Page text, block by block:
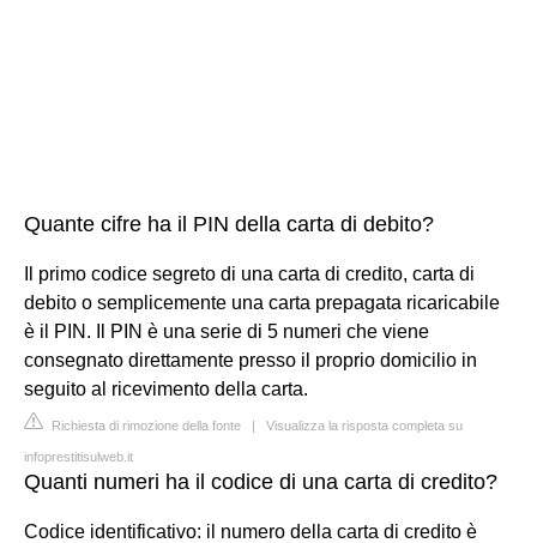
Quante cifre ha il PIN della carta di debito?
Il primo codice segreto di una carta di credito, carta di
debito o semplicemente una carta prepagata ricaricabile
è il PIN. Il PIN è una serie di 5 numeri che viene
consegnato direttamente presso il proprio domicilio in
seguito al ricevimento della carta.
Richiesta di rimozione della fonte | Visualizza la risposta completa su
infoprestitisulweb.it
Quanti numeri ha il codice di una carta di credito?
Codice identificativo: il numero della carta di credito è